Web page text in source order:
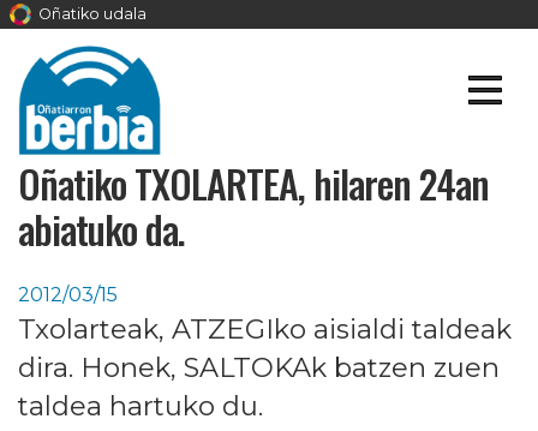
Oñatiko udala
Oñatiko TXOLARTEA, hilaren 24an
abiatuko da.
2012/03/15
Txolarteak, ATZEGIko aisialdi taldeak
dira. Honek, SALTOKAk batzen zuen
taldea hartuko du.